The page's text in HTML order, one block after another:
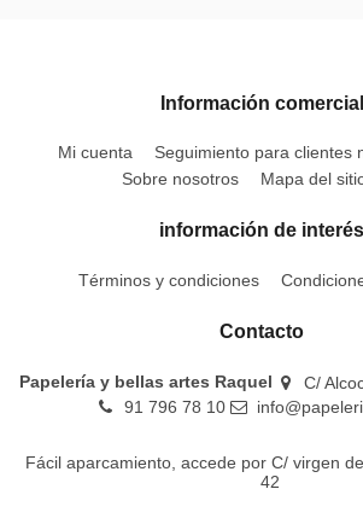
Información comercial
Mi cuenta
Seguimiento para clientes
Sobre nosotros
Mapa del
información de interés
Términos y condiciones
Contacto
Papelería y bellas artes Raquel
C/
91 796 78 10
Fácil aparcamiento, accede por C/ virgen
42